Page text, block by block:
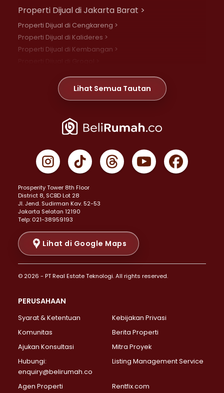
Properti Dijual di Jakarta Barat >
Properti Dijual di Cengkareng >
Properti Dijual di Kalideres >
Properti Dijual di Kembangan >
Properti Dijual di Meruya >
Properti Dijual di Jelambar >
Properti Dijual di Jakarta Pusat >
Properti Dijual di Gambir >
Properti Dijual di Johar Baru >
Properti Dijual di Menteng >
Properti Dijual di Senen >
Properti Dijual di Tanah Abang >
Properti Dijual di Cikini >
Properti Dijual di Kramat >
Properti Dijual di Pasar Baru >
Properti Dijual di Bendungan Hilir >
Properti Dijual di Jakarta Selatan >
Properti Dijual di Lebak Bulus >
Properti Dijual di Gandaria Selatan >
Properti Dijual di Pondok Labu >
Properti Dijual di Lenteng Agung >
Properti Dijual di Senayan >
Properti Dijual di Pondok Pinang >
Lihat Semua Tautan
Prosperity Tower 8th Floor
District 8, SCBD Lot 28
JI. Jend. Sudirman Kav. 52-53
Jakarta Selatan 12190
Telp: 021-38959193
Lihat di Google Maps
© 2026 - PT Real Estate Teknologi. All rights reserved.
PERUSAHAAN
Syarat & Ketentuan
Kebijakan Privasi
Komunitas
Berita Properti
Ajukan Konsultasi
Mitra Proyek
Hubungi:
enquiry@belirumah.co
Listing Management Service
Agen Properti Rentfix.com